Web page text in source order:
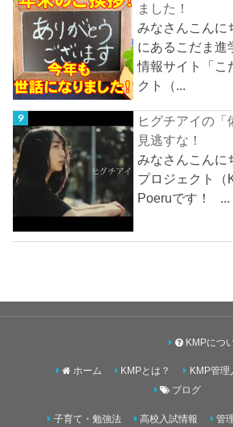
ました！
みなさんこんに
にあるこだま進
情報サイト「こ
クト（...
ヒグチアイの「
見逃すな！
みなさんこんに
プロジェクト（
Poeruです！ ...
ホーム
KMPにつ
KMPとは？
KMP管理
ブログ
子育て・勉強法 高校入試情報 管